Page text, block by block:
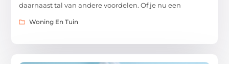
daarnaast tal van andere voordelen. Of je nu een
Woning En Tuin